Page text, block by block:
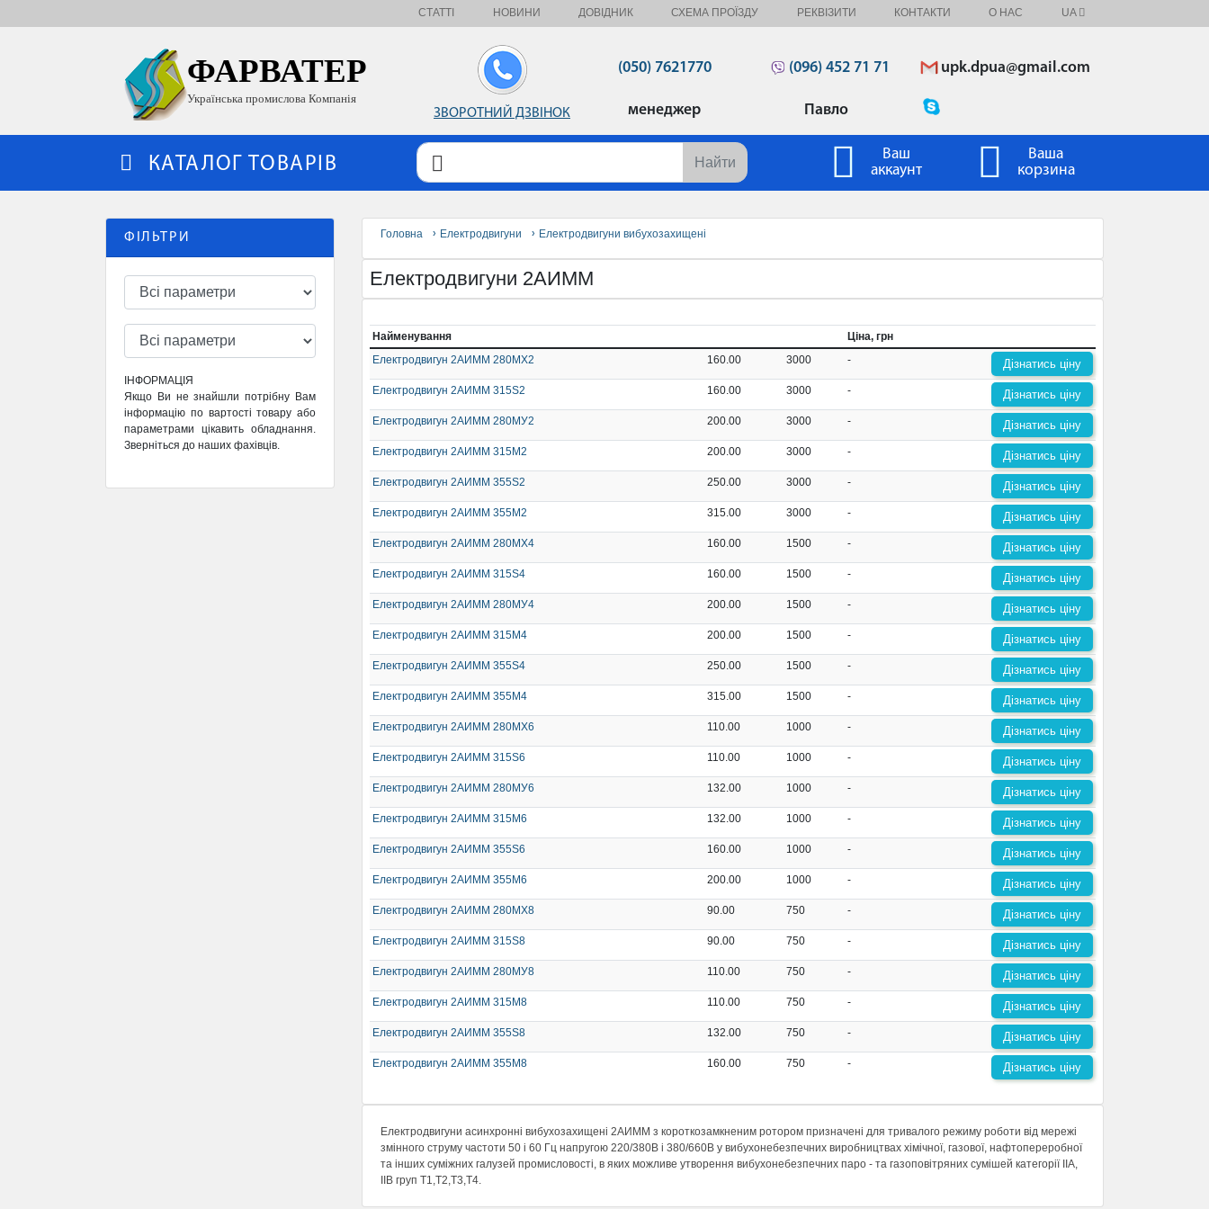
СТАТТІ НОВИНИ ДОВІДНИК СХЕМА ПРОЇЗДУ РЕКВІЗИТИ КОНТАКТИ О НАС UA
ФАРВАТЕР
Українська промислова Компанія
ЗВОРОТНИЙ ДЗВІНОК
(050) 7621770
менеджер
(096) 452 71 71
Павло
upk.dpua@gmail.com
КАТАЛОГ ТОВАРІВ Найти
Ваш
аккаунт
Ваша
корзина
ФІЛЬТРИ
ІНФОРМАЦІЯ
Якщо Ви не знайшли потрібну Вам
інформацію по вартості товару або
параметрами цікавить обладнання.
Зверніться до наших фахівців.
Головна Електродвигуни Електродвигуни вибухозахищені
Електродвигуни 2АИММ
Найменування
Ціна, грн
Електродвигун 2АИММ 280МХ2
160.00 3000 - Дізнатись ціну
Електродвигун 2АИММ 315S2 160.00 3000 - Дізнатись ціну
Електродвигун 2АИММ 280МУ2 200.00 3000 - Дізнатись ціну
Електродвигун 2АИММ 315М2 200.00 3000 - Дізнатись ціну
Електродвигун 2АИММ 355S2 250.00 3000 - Дізнатись ціну
Електродвигун 2АИММ 355М2 315.00 3000 - Дізнатись ціну
Електродвигун 2АИММ 280МХ4 160.00 1500 - Дізнатись ціну
Електродвигун 2АИММ 315S4 160.00 1500 - Дізнатись ціну
Електродвигун 2АИММ 280МУ4 200.00 1500 - Дізнатись ціну
Електродвигун 2АИММ 315М4 200.00 1500 - Дізнатись ціну
Електродвигун 2АИММ 355S4 250.00 1500 - Дізнатись ціну
Електродвигун 2АИММ 355М4 315.00 1500 - Дізнатись ціну
Електродвигун 2АИММ 280МХ6 110.00 1000 - Дізнатись ціну
Електродвигун 2АИММ 315S6 110.00 1000 - Дізнатись ціну
Електродвигун 2АИММ 280МУ6 132.00 1000 - Дізнатись ціну
Електродвигун 2АИММ 315М6 132.00 1000 - Дізнатись ціну
Електродвигун 2АИММ 355S6 160.00 1000 - Дізнатись ціну
Електродвигун 2АИММ 355М6 200.00 1000 - Дізнатись ціну
Електродвигун 2АИММ 280МХ8 90.00 750 - Дізнатись ціну
Електродвигун 2АИММ 315S8 90.00 750 - Дізнатись ціну
Електродвигун 2АИММ 280МУ8 110.00 750 - Дізнатись ціну
Електродвигун 2АИММ 315М8 110.00 750 - Дізнатись ціну
Електродвигун 2АИММ 355S8 132.00 750 - Дізнатись ціну
Електродвигун 2АИММ 355М8 160.00 750 - Дізнатись ціну
Електродвигуни асинхронні вибухозахищені 2АИММ з короткозамкненим ротором призначені для тривалого режиму роботи від мережі
змінного струму частоти 50 і 60 Гц напругою 220/380В і 380/660В у вибухонебезпечних виробництвах хімічної, газової, нафтопереробної
та інших суміжних галузей промисловості, в яких можливе утворення вибухонебезпечних паро - та газоповітряних сумішей категорії IIA,
IIB груп Т1,Т2,Т3,Т4.